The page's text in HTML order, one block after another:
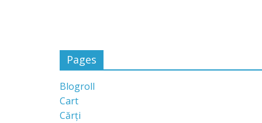
Pages
Blogroll
Cart
Cărți